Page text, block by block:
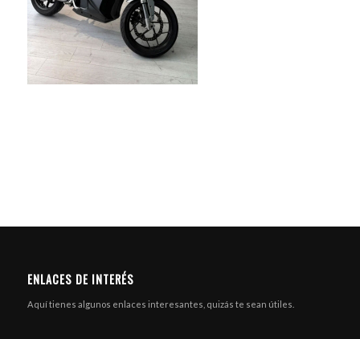
ENLACES DE INTERÉS
Aquí tienes algunos enlaces interesantes, quizás te sean útiles.